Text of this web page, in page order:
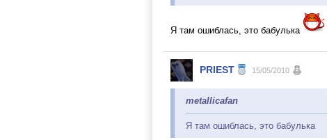
Я там ошиблась, это бабулька
PRIEST 15/05/2010
metallicafan
Я там ошиблась, это бабулька